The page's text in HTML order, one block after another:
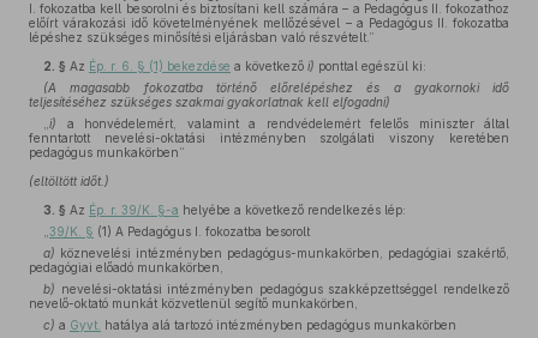
I. fokozatba kell besorolni és biztosítani kell számára – a Pedagógus II. fokozathoz
előírt várakozási idő követelményének mellőzésével – a Pedagógus II. fokozatba
lépéshez szükséges minősítési eljárásban való részvételt.”
2. § Az Ép. r. 6. § (1) bekezdése a következő i) ponttal egészül ki:
(A magasabb fokozatba történő előrelépéshez és a gyakornoki idő
teljesítéséhez szükséges szakmai gyakorlatnak kell elfogadni)
i) a honvédelemért, valamint a rendvédelemért felelős miniszter által
fenntartott nevelési-oktatási intézményben szolgálati viszony keretében
pedagógus munkakörben”
(eltöltött időt.)
3. § Az Ép. r. 39/K. §-a helyébe a következő rendelkezés lép:
39/K. § (1) A Pedagógus I. fokozatba besorolt
a) köznevelési intézményben pedagógus-munkakörben, pedagógiai szakértő,
pedagógiai előadó munkakörben,
b) nevelési-oktatási intézményben pedagógus szakképzettséggel rendelkező
nevelő-oktató munkát közvetlenül segítő munkakörben,
c) a Gyvt. hatálya alá tartozó intézményben pedagógus munkakörben